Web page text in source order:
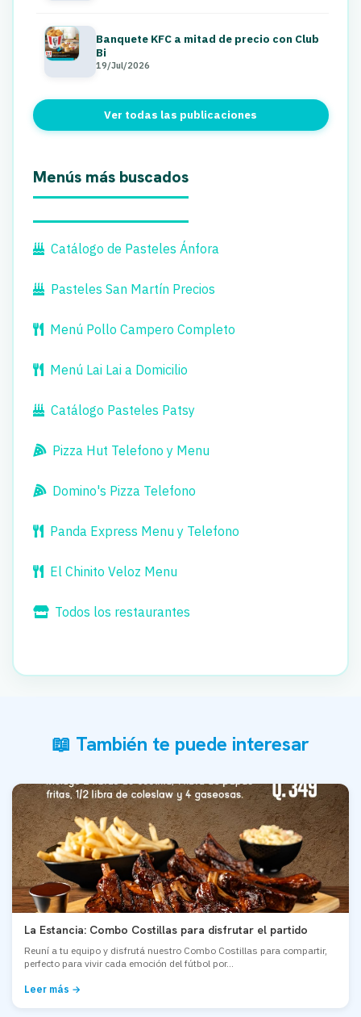
Banquete KFC a mitad de precio con Club
Bi
19/Jul/2026
Ver todas las publicaciones
Menús más buscados
Catálogo de Pasteles Ánfora
Pasteles San Martín Precios
Menú Pollo Campero Completo
Menú Lai Lai a Domicilio
Catálogo Pasteles Patsy
Pizza Hut Telefono y Menu
Domino's Pizza Telefono
Panda Express Menu y Telefono
El Chinito Veloz Menu
Todos los restaurantes
📖 También te puede interesar
La Estancia: Combo Costillas para disfrutar el partido
Reuní a tu equipo y disfrutá nuestro Combo Costillas para compartir,
perfecto para vivir cada emoción del fútbol por...
Leer más →